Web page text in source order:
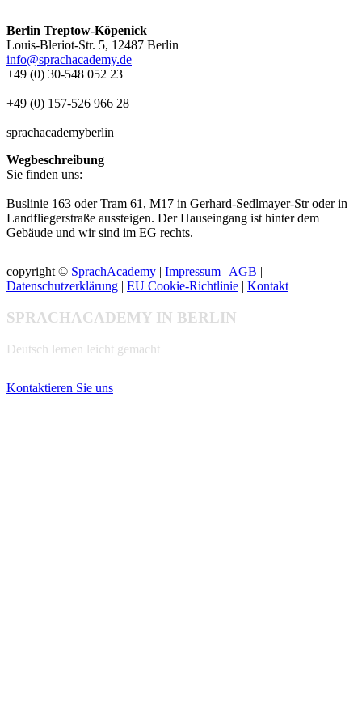
Berlin Treptow-Köpenick
Louis-Bleriot-Str. 5, 12487 Berlin
info@sprachacademy.de
+49 (0) 30-548 052 23
+49 (0) 157-526 966 28
sprachacademyberlin
Wegbeschreibung
Sie finden uns:
Buslinie 163 oder Tram 61, M17 in Gerhard-Sedlmayer-Str oder in
Landfliegerstraße aussteigen. Der Hauseingang ist hinter dem
Gebäude und wir sind im EG rechts.
copyright © SprachAcademy | Impressum | AGB |
Datenschutzerklärung | EU Cookie-Richtlinie | Kontakt
SPRACHACADEMY IN BERLIN
Deutsch lernen leicht gemacht
Kontaktieren Sie uns